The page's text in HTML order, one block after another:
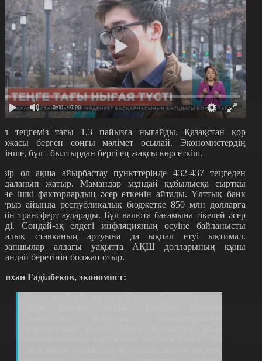
0:00 / 0:00
теңгеміз тағы 1,3 пайызға нығайды. Қазақстан қор
берген соңғы мәлімет осылай. Экономистердің
бұл - былтырдан бергі ең жақсы көрсеткіш.
ол ақша айырбастау пункттерінде 432-437 теңгеден
жатыр. Мамандар мұндай құбылысқа сыртқы
ішкі факторлардың әсер еткенін айтады. Ұлттық банк
айында республикалық бюджетке 850 млн долларға
трансферт аударады. Бұл валюта бағамына тікелей әсер
Сондай-ақ елдегі инфляцияның өсуіне байланысты
ставканың артуына да ықпал етуі ықтимал.
алдағы уақытта АҚШ долларының құны
беретінін болжап отыр.
Ғаділбеков, экономист: